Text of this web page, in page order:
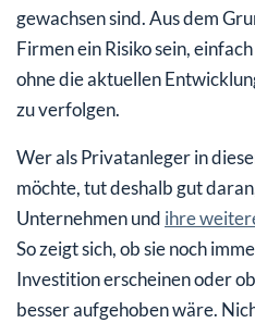
gewachsen sind. Aus dem
Firmen ein Risiko sein,
ohne die aktuellen
zu verfolgen.
Wer als Privatanleger in
möchte, tut deshalb gut
Unternehmen und ihre
So zeigt sich, ob sie noch
Investition erscheinen oder
besser aufgehoben wäre.